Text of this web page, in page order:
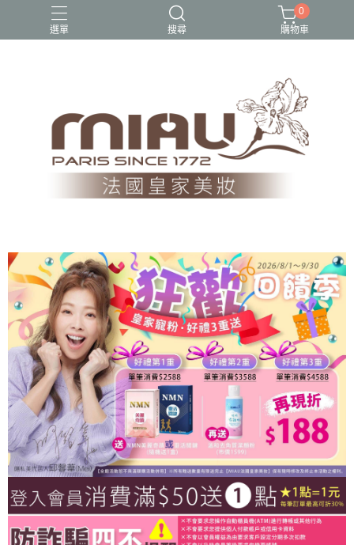
選單 搜尋
2023熱銷口碑專區
美白、保濕
超值組合商品
隱私美$1212快閃價
0
購物車